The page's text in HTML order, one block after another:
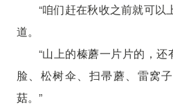
“咱们赶在秋收之前就可以
道。
“山上的榛蘑一片片的，
脸、松树伞、扫帚蘑、雷窝
菇。”